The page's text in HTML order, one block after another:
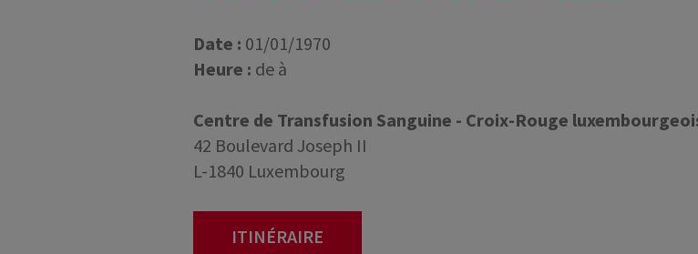
Date : 01/01/1970
Heure : de à
Centre de Transfusion Sanguine - Croix-Rouge
42 Boulevard Joseph II
L-1840 Luxembourg
ITINÉRAIRE